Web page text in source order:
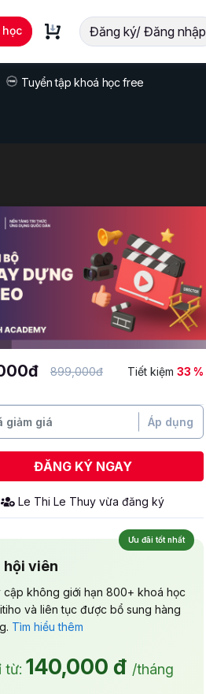
Đăng ký/ Đăng nhập
Tuyển tập khoá học free
899,000đ Tiết kiệm 33 %
Áp dụng
ĐĂNG KÝ NGAY
Ưu đãi tốt nhất
hội viên
cập không giới hạn 800+ khoá học
và liên tục được bổ sung hàng
Tìm hiểu thêm
từ: 140,000 đ /tháng